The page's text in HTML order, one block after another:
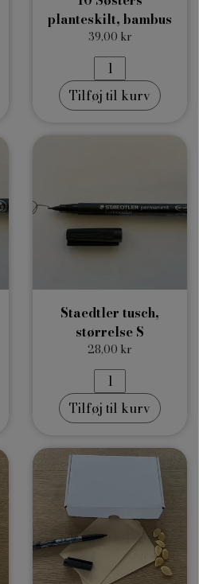
planteskilt, bambus
39,00 kr
Tilføj til kurv
Staedtler tusch,
størrelse S
28,00 kr
Tilføj til kurv